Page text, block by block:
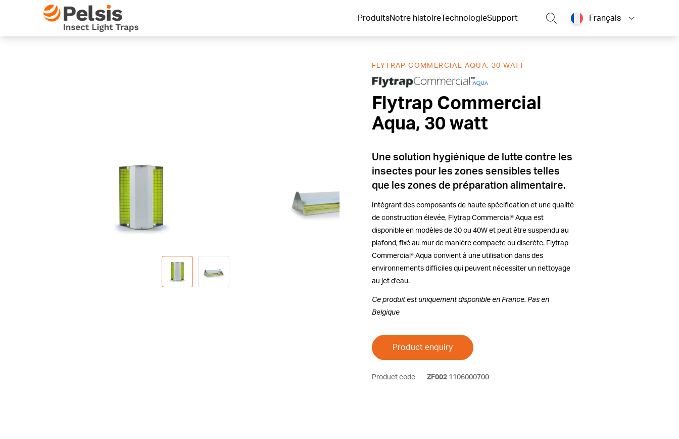
Skip to content
Pelsis Insect Light Traps
ProduitsNotre histoireTechnologieSupport Français
FLYTRAP COMMERCIAL AQUA, 30 WATT
Flytrap Commercial Aqua, 30 watt
Flytrap Commercial
Aqua, 30 watt
Une solution hygiénique de lutte contre les
insectes pour les zones sensibles telles
que les zones de préparation alimentaire.
Intégrant des composants de haute spécification et une qualité
de construction élevée, Flytrap Commercialª Aqua est
disponible en modèles de 30 ou 40W et peut être suspendu au
plafond, fixé au mur de manière compacte ou discrète. Flytrap
Commercialª Aqua convient à une utilisation dans des
environnements difficiles qui peuvent nécessiter un nettoyage
au jet d’eau.
Ce produit est uniquement disponible en France. Pas en
Belgique
Product enquiry
Product code ZF002 1106000700